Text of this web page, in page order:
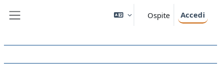
Ospite Accedi